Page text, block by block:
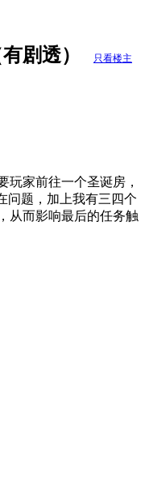
剧透） 只看楼主
玩家前往一个圣诞房，
问题，加上我有三四个
从而影响最后的任务触